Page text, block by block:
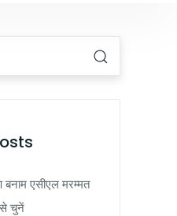
बनाम एसीएल मरम्मत
चुनें